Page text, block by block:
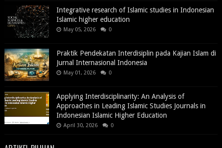
Integrative research of Islamic studies in Indonesian
Islamic higher education
May 05, 2026 0
Praktik Pendekatan Interdisiplin pada Kajian Islam di
Jurnal Internasional Indonesia
May 01, 2026 0
Applying Interdisciplinarity: An Analysis of
Approaches in Leading Islamic Studies Journals in
Indonesian Islamic Higher Education
April 30, 2026 0